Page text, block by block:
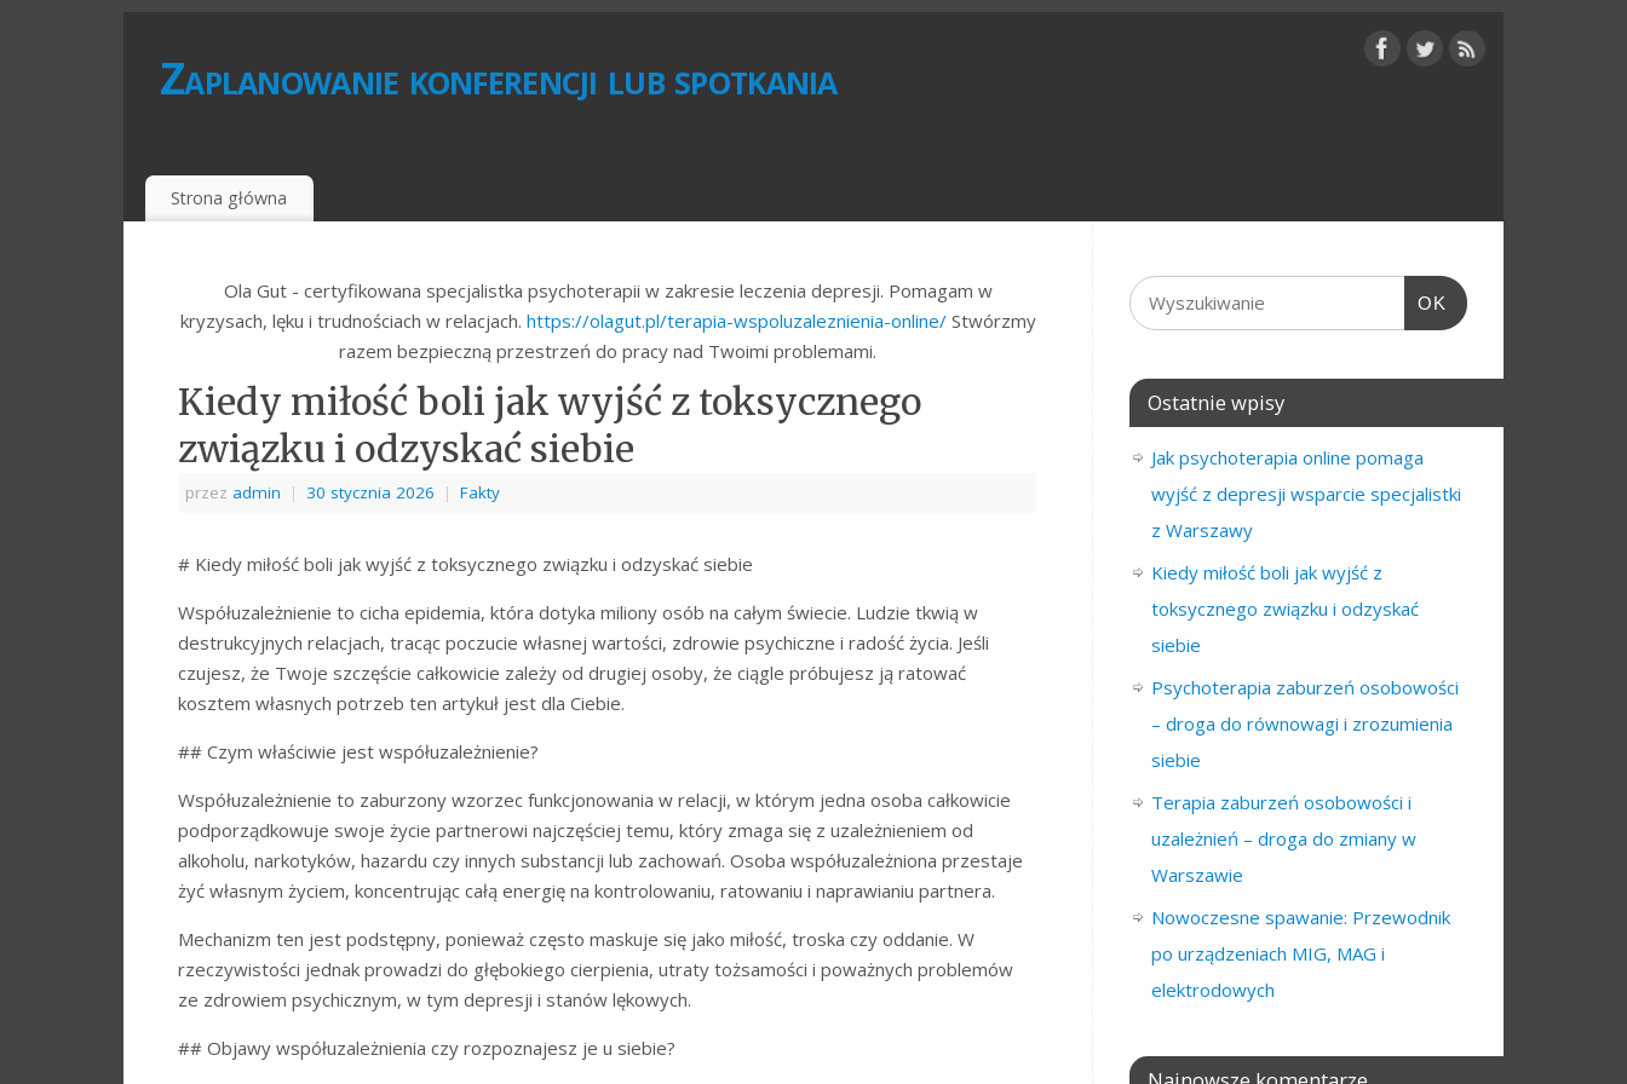
Zaplanowanie konferencji lub spotkania
Strona główna
Ola Gut - certyfikowana specjalistka psychoterapii w zakresie leczenia depresji. Pomagam w
kryzysach, lęku i trudnościach w relacjach. https://olagut.pl/terapia-wspoluzaleznienia-online/Stwórzmy
razem bezpieczną przestrzeń do pracy nad Twoimi problemami.
Kiedy miłość boli jak wyjść z toksycznego
związku i odzyskać siebie
przez admin | 30 stycznia 2026 | Fakty
# Kiedy miłość boli jak wyjść z toksycznego związku i odzyskać siebie
Współuzależnienie to cicha epidemia, która dotyka miliony osób na całym świecie. Ludzie tkwią w
destrukcyjnych relacjach, tracąc poczucie własnej wartości, zdrowie psychiczne i radość życia. Jeśli
czujesz, że Twoje szczęście całkowicie zależy od drugiej osoby, że ciągle próbujesz ją ratować
kosztem własnych potrzeb ten artykuł jest dla Ciebie.
## Czym właściwie jest współuzależnienie?
Współuzależnienie to zaburzony wzorzec funkcjonowania w relacji, w którym jedna osoba całkowicie
podporządkowuje swoje życie partnerowi najczęściej temu, który zmaga się z uzależnieniem od
alkoholu, narkotyków, hazardu czy innych substancji lub zachowań. Osoba współuzależniona przestaje
żyć własnym życiem, koncentrując całą energię na kontrolowaniu, ratowaniu i naprawianiu partnera.
Mechanizm ten jest podstępny, ponieważ często maskuje się jako miłość, troska czy oddanie. W
rzeczywistości jednak prowadzi do głębokiego cierpienia, utraty tożsamości i poważnych problemów
ze zdrowiem psychicznym, w tym depresji i stanów lękowych.
## Objawy współuzależnienia czy rozpoznajesz je u siebie?
OK
Ostatnie wpisy
Jak psychoterapia online pomaga
wyjść z depresji wsparcie specjalistki
z Warszawy
Kiedy miłość boli jak wyjść z
toksycznego związku i odzyskać
siebie
Psychoterapia zaburzeń osobowości
– droga do równowagi i zrozumienia
siebie
Terapia zaburzeń osobowości i
uzależnień – droga do zmiany w
Warszawie
Nowoczesne spawanie: Przewodnik
po urządzeniach MIG, MAG i
elektrodowych